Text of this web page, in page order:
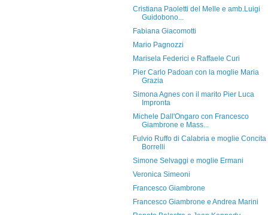
Cristiana Paoletti del Melle e amb.Luigi
Guidobono...
Fabiana Giacomotti
Mario Pagnozzi
Marisela Federici e Raffaele Curi
Pier Carlo Padoan con la moglie Maria
Grazia
Simona Agnes con il marito Pier Luca
Impronta
Michele Dall'Ongaro con Francesco
Giambrone e Mass...
Fulvio Ruffo di Calabria e moglie Concita
Borrelli
Simone Selvaggi e moglie Ermani
Veronica Simeoni
Francesco Giambrone
Francesco Giambrone e Andrea Marini